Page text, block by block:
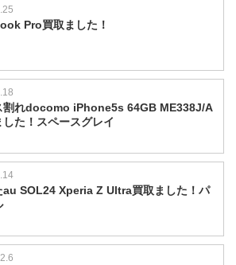
Pro買取ました！
割れdocomo iPhone5s 64GB ME338J/A
した！スペースグレイ
au SOL24 Xperia Z Ultra買取ました！パ